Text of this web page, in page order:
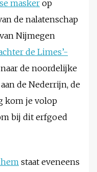
maskerop
de nalatenschap
Nijmegen
de Limes’-
de noordelijke
de Nederrijn, de
kom je volop
bij dit erfgoed
staat eveneens